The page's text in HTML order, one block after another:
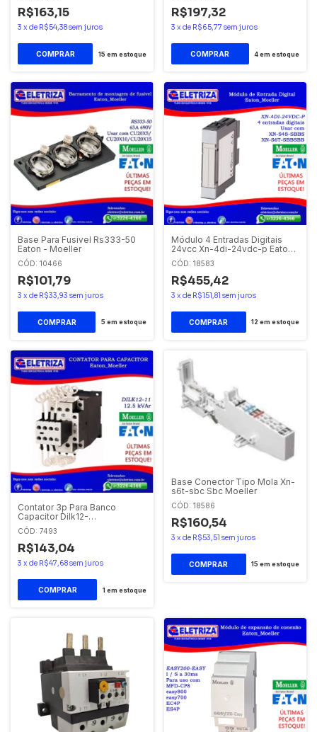
R$163,15
3 x de R$54,38sem juros
15 em estoque
R$197,32
3 x de R$65,77 sem juros
4em estoque
Base Para Fusivel Rs333-50
Eaton - Moeller
CÓD: 10466
R$101,79
3 x de R$33,93 sem juros
5 em estoque
Módulo 4 Entradas Digitais
24vcc Xn-4di-24vdc-p Eaton -
Moeller
CÓD: 18583
R$455,42
3 x de R$151,81 sem juros
12 em estoque
Contator 3p Para Banco
Capacitor Dilk12-
11(400v50hz,440v60hz)
12var/400v Bob 220v 220v
Eaton - Moeller
CÓD: 7493
R$143,04
3 x de R$47,68sem juros
1 em estoque
Base Conector Tipo Mola Xn-
s6t-sbc Sbc Moeller
CÓD: 18586
R$160,54
3 x de R$53,51 sem juros
15 em estoque